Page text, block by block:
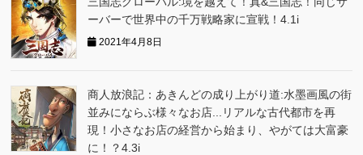
ーバーで世界中の千万戦略家に宣戦！4.1i
2021年4月8日
商人放浪記：あきんどの成り上がり道:水墨画風の街
並みにならぶ様々なお店...リアルな古代都市を再
現！小さなお店の経営から始まり、やがては大富豪
に！？4.3i